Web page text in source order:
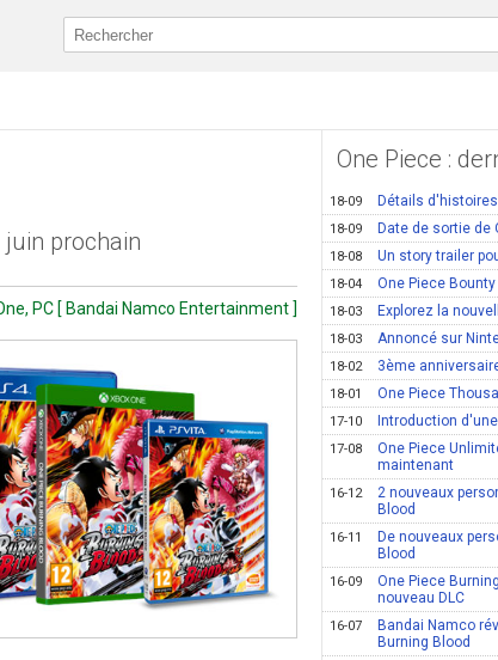
prochain
PC [ Bandai Namco Entertainment ]
One Piece :
18-09 Détails
18-09 Date de sortie de
18-08 Un story trailer
18-04 One Piece
18-03 Explorez la
18-03 Annoncé sur
18-02 3ème
18-01 One Piece
17-10 Introduction
17-08
One Piece
maintenant
16-12
2 nouveaux
Blood
16-11
De nouveaux
Blood
16-09
One Piece
nouveau DLC
16-07
Bandai Namco
Burning Blood